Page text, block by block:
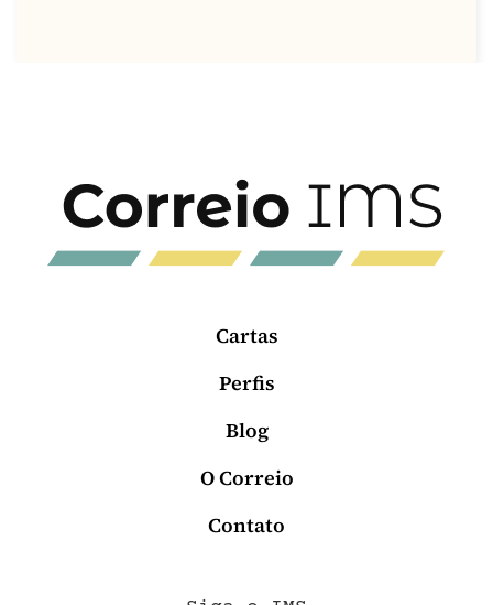
Cartas
Perfis
Blog
O Correio
Contato